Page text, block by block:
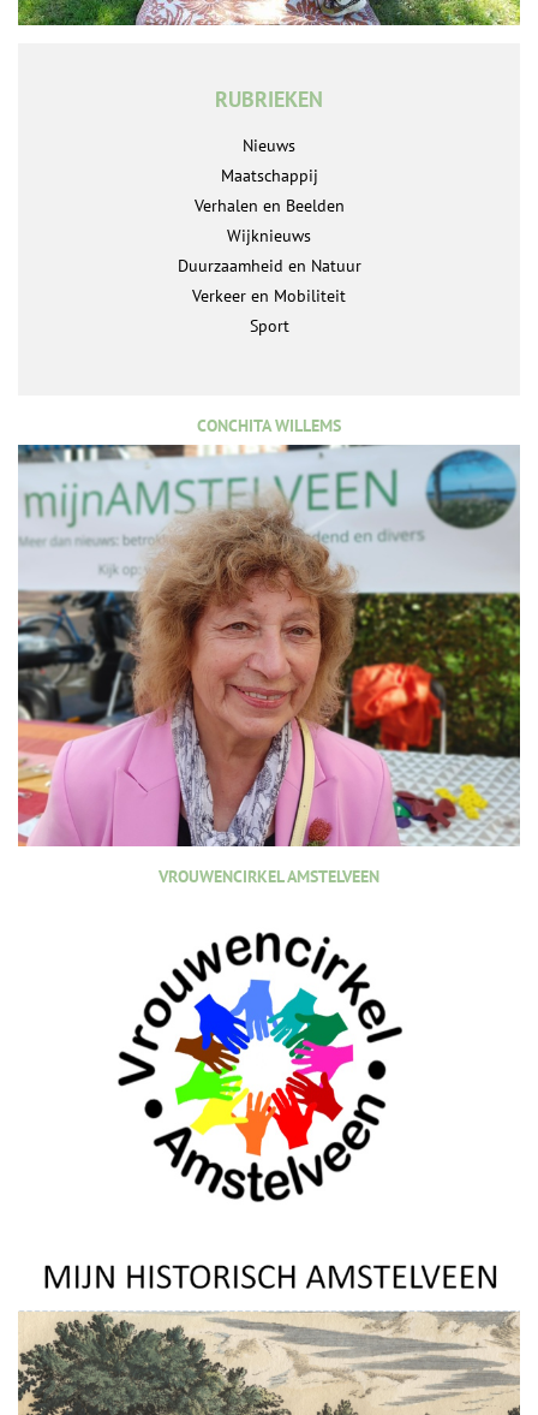
RUBRIEKEN
Nieuws
Maatschappij
Verhalen en Beelden
Wijknieuws
Duurzaamheid en Natuur
Verkeer en Mobiliteit
Sport
CONCHITA WILLEMS
VROUWENCIRKEL AMSTELVEEN